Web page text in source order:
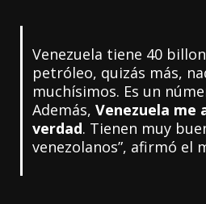
Venezuela tiene 40
petróleo, quizás más,
muchísimos. Es un
Además, Venezuela me
verdad. Tienen muy
venezolanos”, afirmó el